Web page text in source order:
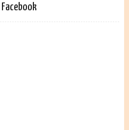
Facebook